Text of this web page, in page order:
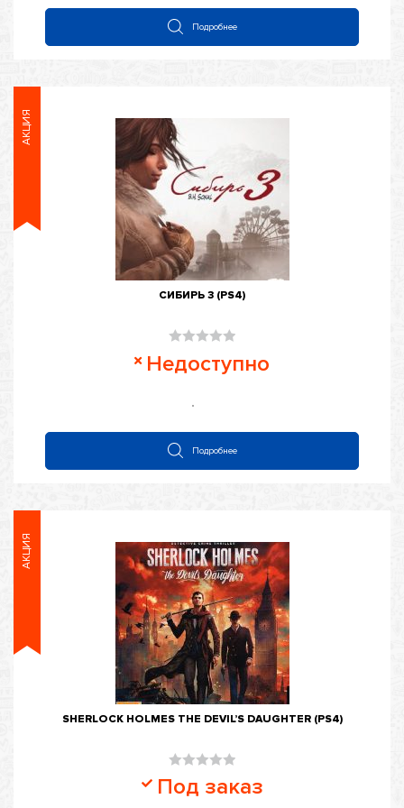
Подробнее
АКЦИЯ
СИБИРЬ 3 (PS4)
0
Недоступно
Подробнее
АКЦИЯ
SHERLOCK HOLMES THE DEVIL’S DAUGHTER (PS4)
Оценка
0
Под заказ